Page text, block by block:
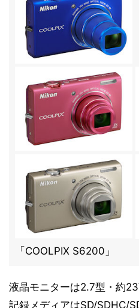
「COOLPIX S6200」
液晶モニターは2.7型・約23
記録メディアはSD/SDHC/